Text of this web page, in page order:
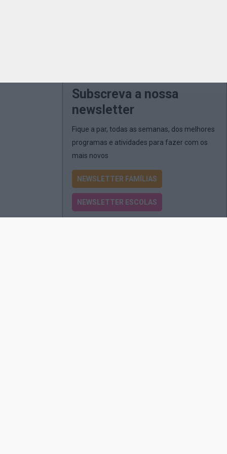
Subscreva a nossa
newsletter
Fique a par, todas as semanas, dos melhores
programas e atividades para fazer com os
mais novos
NEWSLETTER FAMÍLIAS
NEWSLETTER ESCOLAS